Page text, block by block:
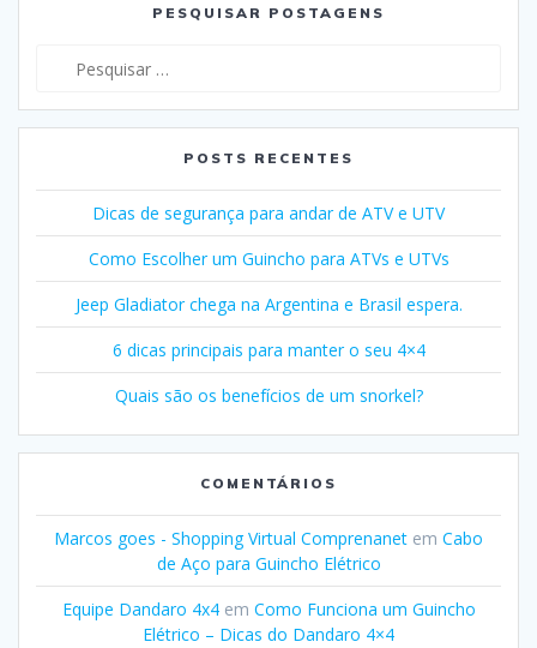
PESQUISAR POSTAGENS
POSTS RECENTES
Dicas de segurança para andar de ATV e UTV
Como Escolher um Guincho para ATVs e UTVs
Jeep Gladiator chega na Argentina e Brasil espera.
6 dicas principais para manter o seu 4×4
Quais são os benefícios de um snorkel?
COMENTÁRIOS
Marcos goes - Shopping Virtual Comprenanet em Cabo
de Aço para Guincho Elétrico
Equipe Dandaro 4x4em Como Funciona um Guincho
Elétrico – Dicas do Dandaro 4×4